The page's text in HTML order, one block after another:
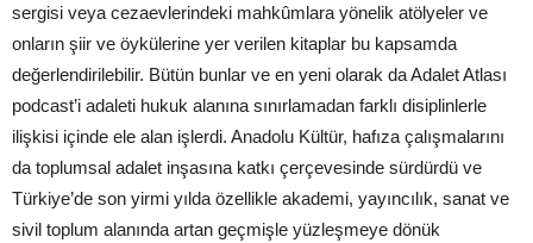
sergisi veya cezaevlerindeki mahkûmlara yönelik atölyeler ve
onların şiir ve öykülerine yer verilen kitaplar bu kapsamda
değerlendirilebilir. Bütün bunlar ve en yeni olarak da Adalet Atlası
podcast’i adaleti hukuk alanına sınırlamadan farklı disiplinlerle
ilişkisi içinde ele alan işlerdi. Anadolu Kültür, hafıza çalışmalarını
da toplumsal adalet inşasına katkı çerçevesinde sürdürdü ve
Türkiye’de son yirmi yılda özellikle akademi, yayıncılık, sanat ve
sivil toplum alanında artan geçmişle yüzleşmeye dönük